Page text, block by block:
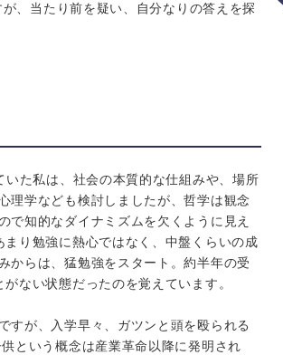
、当たり前を疑い、自分なりの答えを探
た私は、社会の本質的な仕組みや、場所
理学なども検討しましたが、哲学は観念
で知的なダイナミズムを欠くように見え
り勉強に熱心ではなく、中盤くらいの成
からは、猛勉強をスタート。約半年の受
ない状態だったのを覚えています。
すが、入学早々、ガツンと頭を殴られる
という概念は産業革命以降に発明され